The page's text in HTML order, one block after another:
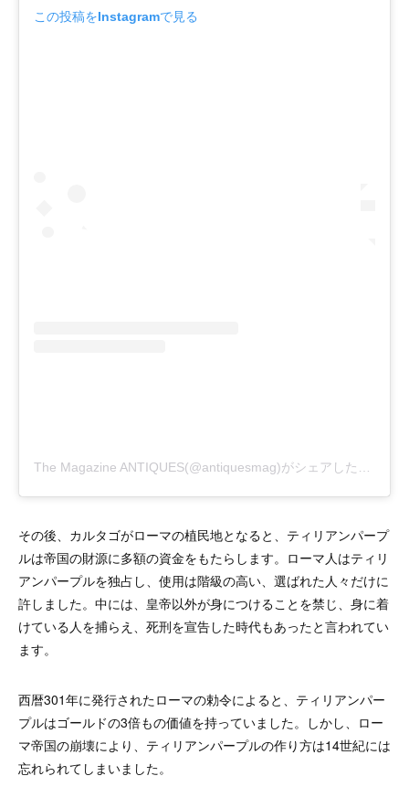
この投稿をInstagramで見る
The Magazine ANTIQUES(@antiquesmag)がシェアした投稿
その後、カルタゴがローマの植民地となると、ティリアンパープ
ルは帝国の財源に多額の資金をもたらします。ローマ人はティリ
アンパープルを独占し、使用は階級の高い、選ばれた人々だけに
許しました。中には、皇帝以外が身につけることを禁じ、身に着
けている人を捕らえ、死刑を宣告した時代もあったと言われてい
ます。
西暦301年に発行されたローマの勅令によると、ティリアンパー
プルはゴールドの3倍もの価値を持っていました。しかし、ロー
マ帝国の崩壊により、ティリアンパープルの作り方は14世紀には
忘れられてしまいました。